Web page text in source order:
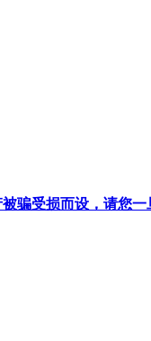
骗受损而设，请您一